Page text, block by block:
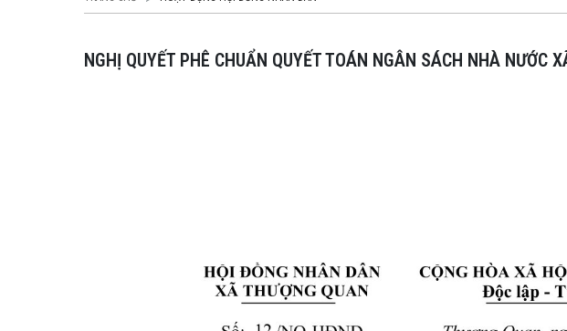
NGHỊ QUYẾT PHÊ CHUẨN QUYẾT TOÁN NGÂN SÁCH NHÀ NƯỚC